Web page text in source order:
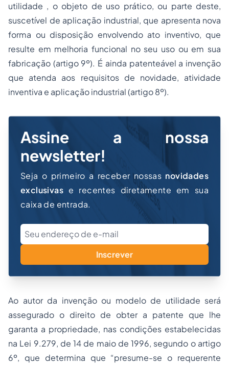
utilidade , o objeto de uso prático, ou parte deste,
suscetível de aplicação industrial, que apresenta nova
forma ou disposição envolvendo ato inventivo, que
resulte em melhoria funcional no seu uso ou em sua
fabricação (artigo 9º). É ainda patenteável a invenção
que atenda aos requisitos de novidade, atividade
inventiva e aplicação industrial (artigo 8º).
Assine a nossa
newsletter!
Seja o primeiro a receber nossas novidades
exclusivas e recentes diretamente em sua
caixa de entrada.
Inscrever
Ao autor da invenção ou modelo de utilidade será
assegurado o direito de obter a patente que lhe
garanta a propriedade, nas condições estabelecidas
na Lei 9.279, de 14 de maio de 1996, segundo o artigo
6º, que determina que “presume-se o requerente